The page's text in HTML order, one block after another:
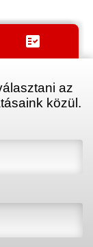
fact_check
az
közül.